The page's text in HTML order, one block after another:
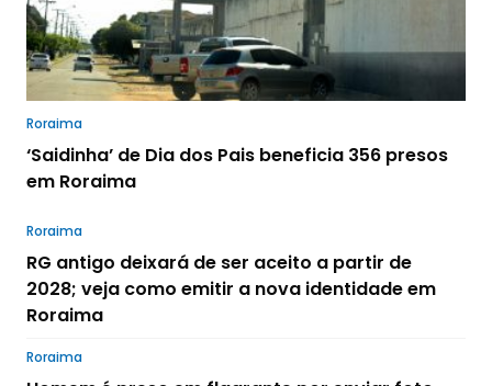
Roraima
‘Saidinha’ de Dia dos Pais beneficia 356 presos
em Roraima
Roraima
RG antigo deixará de ser aceito a partir de
2028; veja como emitir a nova identidade em
Roraima
Roraima